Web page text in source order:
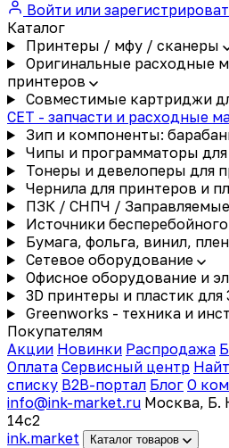
Войти или
Каталог
Принтеры / мфу / сканеры
Оригинальные расходные
принтеров
Совместимые картриджи
CET - запчасти и расходные
Зип и компоненты:
Чипы и программаторы
Тонеры и девелоперы для
Чернила для принтеров и
ПЗК / СНПЧ /
Источники
Бумага, фольга, винил,
Сетевое оборудование
Офисное оборудование и
3D принтеры и пластик для
Greenworks - техника и
Покупателям
Акции Новинки Распродажа
Оплата Сервисный центр
списку B2B-портал Блог О
info@ink-market.ru Москва, Б.
14с2
ink.market Каталог товаров